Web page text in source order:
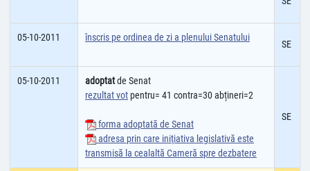
05-10-2011 înscris pe ordinea de zi a plenului Senatului
SE
05-10-2011 adoptatde Senat
rezultat vot pentru= 41 contra=30 abțineri=2
forma adoptată de Senat
adresa prin care iniţiativa legislativă este
transmisă la cealaltă Cameră spre dezbatere
SE